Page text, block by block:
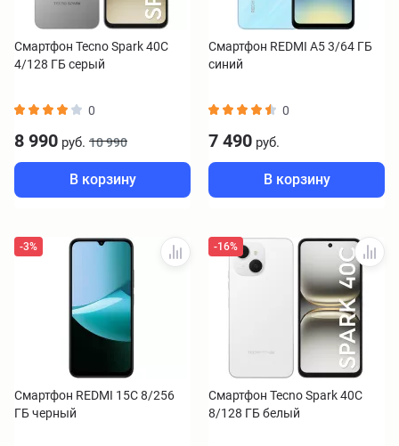
Смартфон Tecno Spark 40C
4/128 ГБ серый
0
8 990 руб. 10 990
В корзину
Смартфон REDMI A5 3/64 ГБ
синий
0
7 490 руб.
В корзину
-3%
Смартфон REDMI 15C 8/256
ГБ черный
-16%
Смартфон Tecno Spark 40C
8/128 ГБ белый